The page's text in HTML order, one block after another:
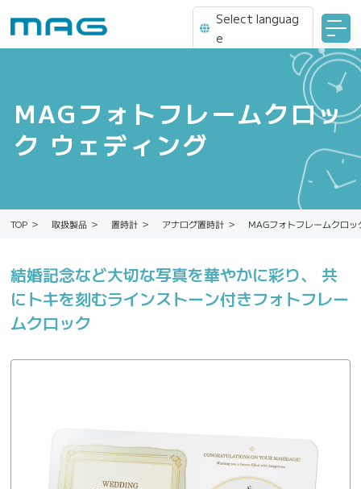
Select languag
e
MAGフォトフレームクロッ
ク ウェディング
TOP 取扱製品 置時計 アナログ置時計 MAGフォトフレームクロ
結婚記念など大切な写真を華やかに彩り、 共
にトキを刻むラインストーン付きフォトフレー
ムクロック